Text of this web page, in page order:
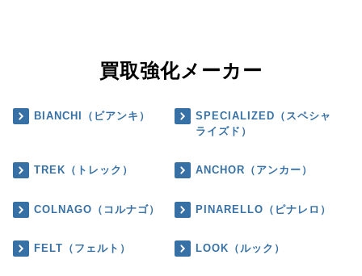
買取強化メーカー
BIANCHI（ビアンキ）
SPECIALIZED（スペシャ
ライズド）
TREK（トレック） ANCHOR（アンカー）
COLNAGO（コルナゴ） PINARELLO（ピナレロ）
FELT（フェルト） LOOK（ルック）